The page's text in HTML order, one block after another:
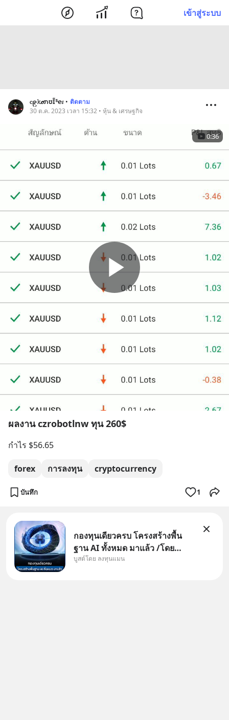
เข้าสู่ระบบ
ⲥ၉𝚔𝝈ﬨʊĨᔆ𝗲𝑡 • ติดตาม
30 ต.ค. 2023 เวลา 15:32 • หุ้น & เศรษฐกิจ
0:36
ผลงาน czrobotlnw ทุน 260$
กำไร $56.65
forex การลงทุน cryptocurrency
บันทึก 1
กองทุนเดียวครบ โครงสร้างพื้น
ฐาน AI ทั้งหมด มาแล้ว /โดย
ลงทุนแมน AI Supercycle คือช่วง
บูสต์โดย ลงทุนแมน